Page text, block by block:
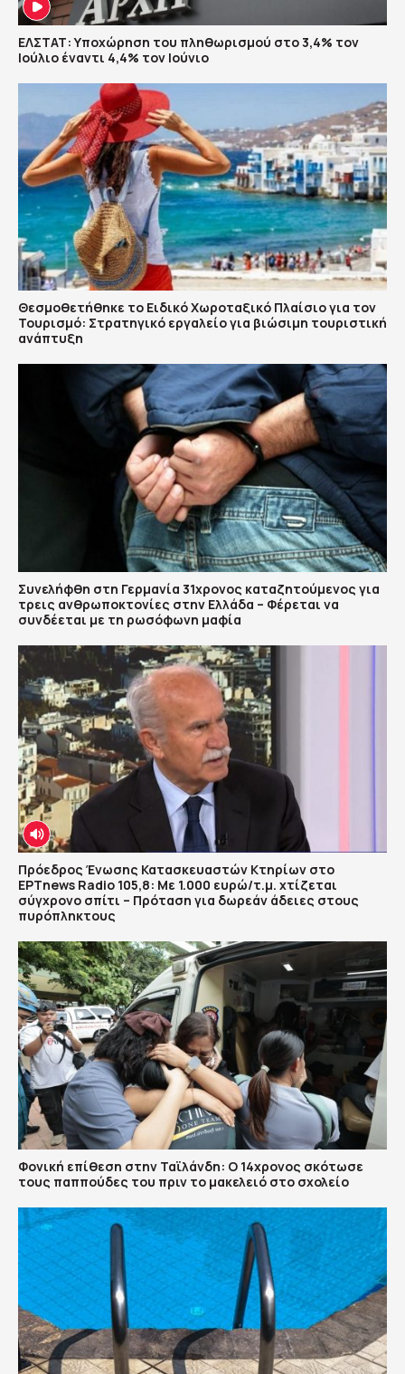
ΕΛΣΤΑΤ: Υποχώρηση του πληθωρισμού στο 3,4% τον
Ιούλιο έναντι 4,4% τον Ιούνιο
Θεσμοθετήθηκε το Ειδικό Χωροταξικό Πλαίσιο για τον
Τουρισμό: Στρατηγικό εργαλείο για βιώσιμη τουριστική
ανάπτυξη
Συνελήφθη στη Γερμανία 31χρονος καταζητούμενος για
τρεις ανθρωποκτονίες στην Ελλάδα – Φέρεται να
συνδέεται με τη ρωσόφωνη μαφία
Πρόεδρος Ένωσης Κατασκευαστών Κτηρίων στο
ΕΡΤnews Radio 105,8: Με 1.000 ευρώ/τ.μ. χτίζεται
σύγχρονο σπίτι – Πρόταση για δωρεάν άδειες στους
πυρόπληκτους
Φονική επίθεση στην Ταϊλάνδη: Ο 14χρονος σκότωσε
τους παππούδες του πριν το μακελειό στο σχολείο